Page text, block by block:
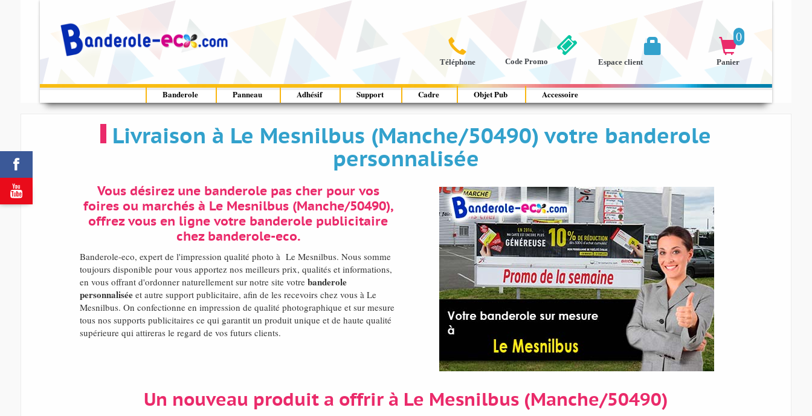



Téléphone
0

Panier

Espace client
Code Promo
Banderole Panneau Adhésif Support Cadre Objet Pub Accessoire
Livraison à Le Mesnilbus (Manche/50490) votre banderole
personnalisée
Vous désirez une banderole pas cher pour vos
foires ou marchés à Le Mesnilbus (Manche/50490),
offrez vous en ligne votre banderole publicitaire
chez banderole-eco.
Banderole-eco, expert de l'impression qualité photo à Le Mesnilbus. Nous somme
toujours disponible pour vous apportez nos meilleurs prix, qualités et informations,
en vous offrant d'ordonner naturellement sur notre site votre banderole
personnaliséeet autre support publicitaire, afin de les recevoirs chez vous à Le
Mesnilbus. On confectionne en impression de qualité photographique et sur mesure
tous nos supports publicitaires ce qui garantit un produit unique et de haute qualité
supérieure qui attireras le regard de vos futurs clients.
Un nouveau produit a offrir à Le Mesnilbus (Manche/50490)